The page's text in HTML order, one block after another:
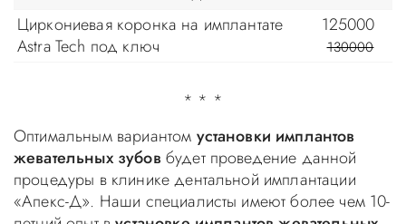
Циркониевая коронка на имплантате
Astra Tech под ключ
125000
130000
* * *
Оптимальным вариантом установки имплантов
жевательных зубов будет проведение данной
процедуры в клинике дентальной имплантации
«Апекс-Д». Наши специалисты имеют более чем 10-